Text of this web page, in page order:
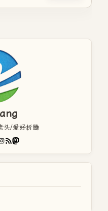
头/爱好折腾
RSS FeedMastodon